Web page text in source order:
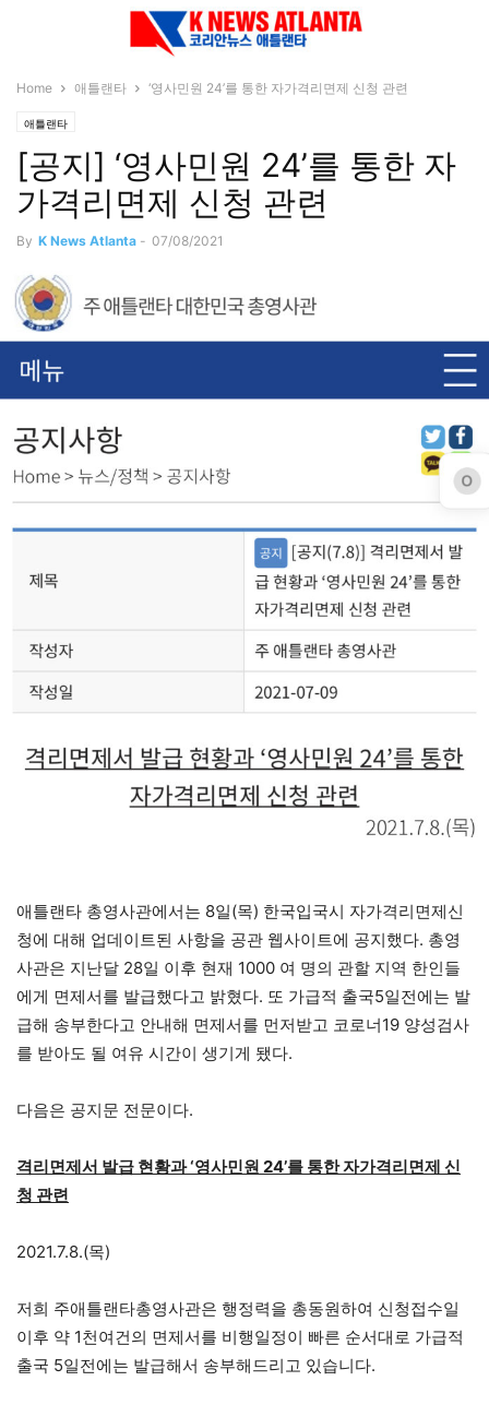
Home 애틀랜타 ‘영사민원 24’를 통한 자가격리면제 신청 관련
애틀랜타
[공지] ‘영사민원 24’를 통한 자
가격리면제 신청 관련
By K News Atlanta - 07/08/2021
애틀랜타 총영사관에서는 8일(목) 한국입국시 자가격리면제신
청에 대해 업데이트된 사항을 공관 웹사이트에 공지했다. 총영
사관은 지난달 28일 이후 현재 1000 여 명의 관할 지역 한인들
에게 면제서를 발급했다고 밝혔다. 또 가급적 출국5일전에는 발
급해 송부한다고 안내해 면제서를 먼저받고 코로너19 양성검사
를 받아도 될 여유 시간이 생기게 됐다.
다음은 공지문 전문이다.
격리면제서 발급 현황과 ‘영사민원 24’를 통한 자가격리면제 신
청 관련
2021.7.8.(목)
​저희 주애틀랜타총영사관은 행정력을 총동원하여 신청접수일
이후 약 1천여건의 면제서를 비행일정이 빠른 순서대로 가급적
출국 5일전에는 발급해서 송부해드리고 있습니다.